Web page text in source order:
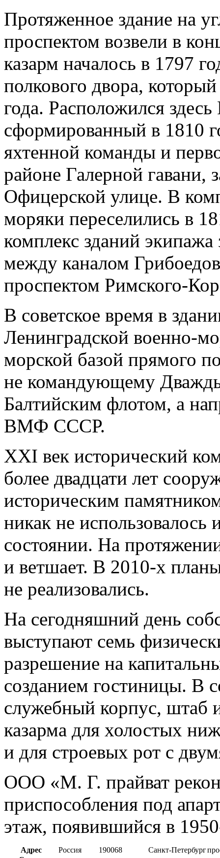
Протяженное здание на
проспектом возвели в
казарм началось в 1797
полкового двора,
года. Расположился
сформированный в 1810
яхтенной команды и
районе Галерной гавани,
Офицерской улице. В
моряки переселились в
комплекс зданий
между каналом
проспектом Римского-
В советское время в
Ленинградской военно-
морской базой прямого
не командующему
Балтийским флотом, а
ВМФ СССР.
XXI век исторический
более двадцати лет
историческим
никак не
состоянии. На
и ветшает. В 2010-х
не реализовались.
На сегодняшний день
выступают семь
разрешение на
созданием гостиницы. В
служебный корпус, штаб
казарма для холостых
и для строевых рот с
ООО «М. Г. прайват
приспособления под
этаж, появившийся в
Адрес Россия 190068 Санкт-Петербург